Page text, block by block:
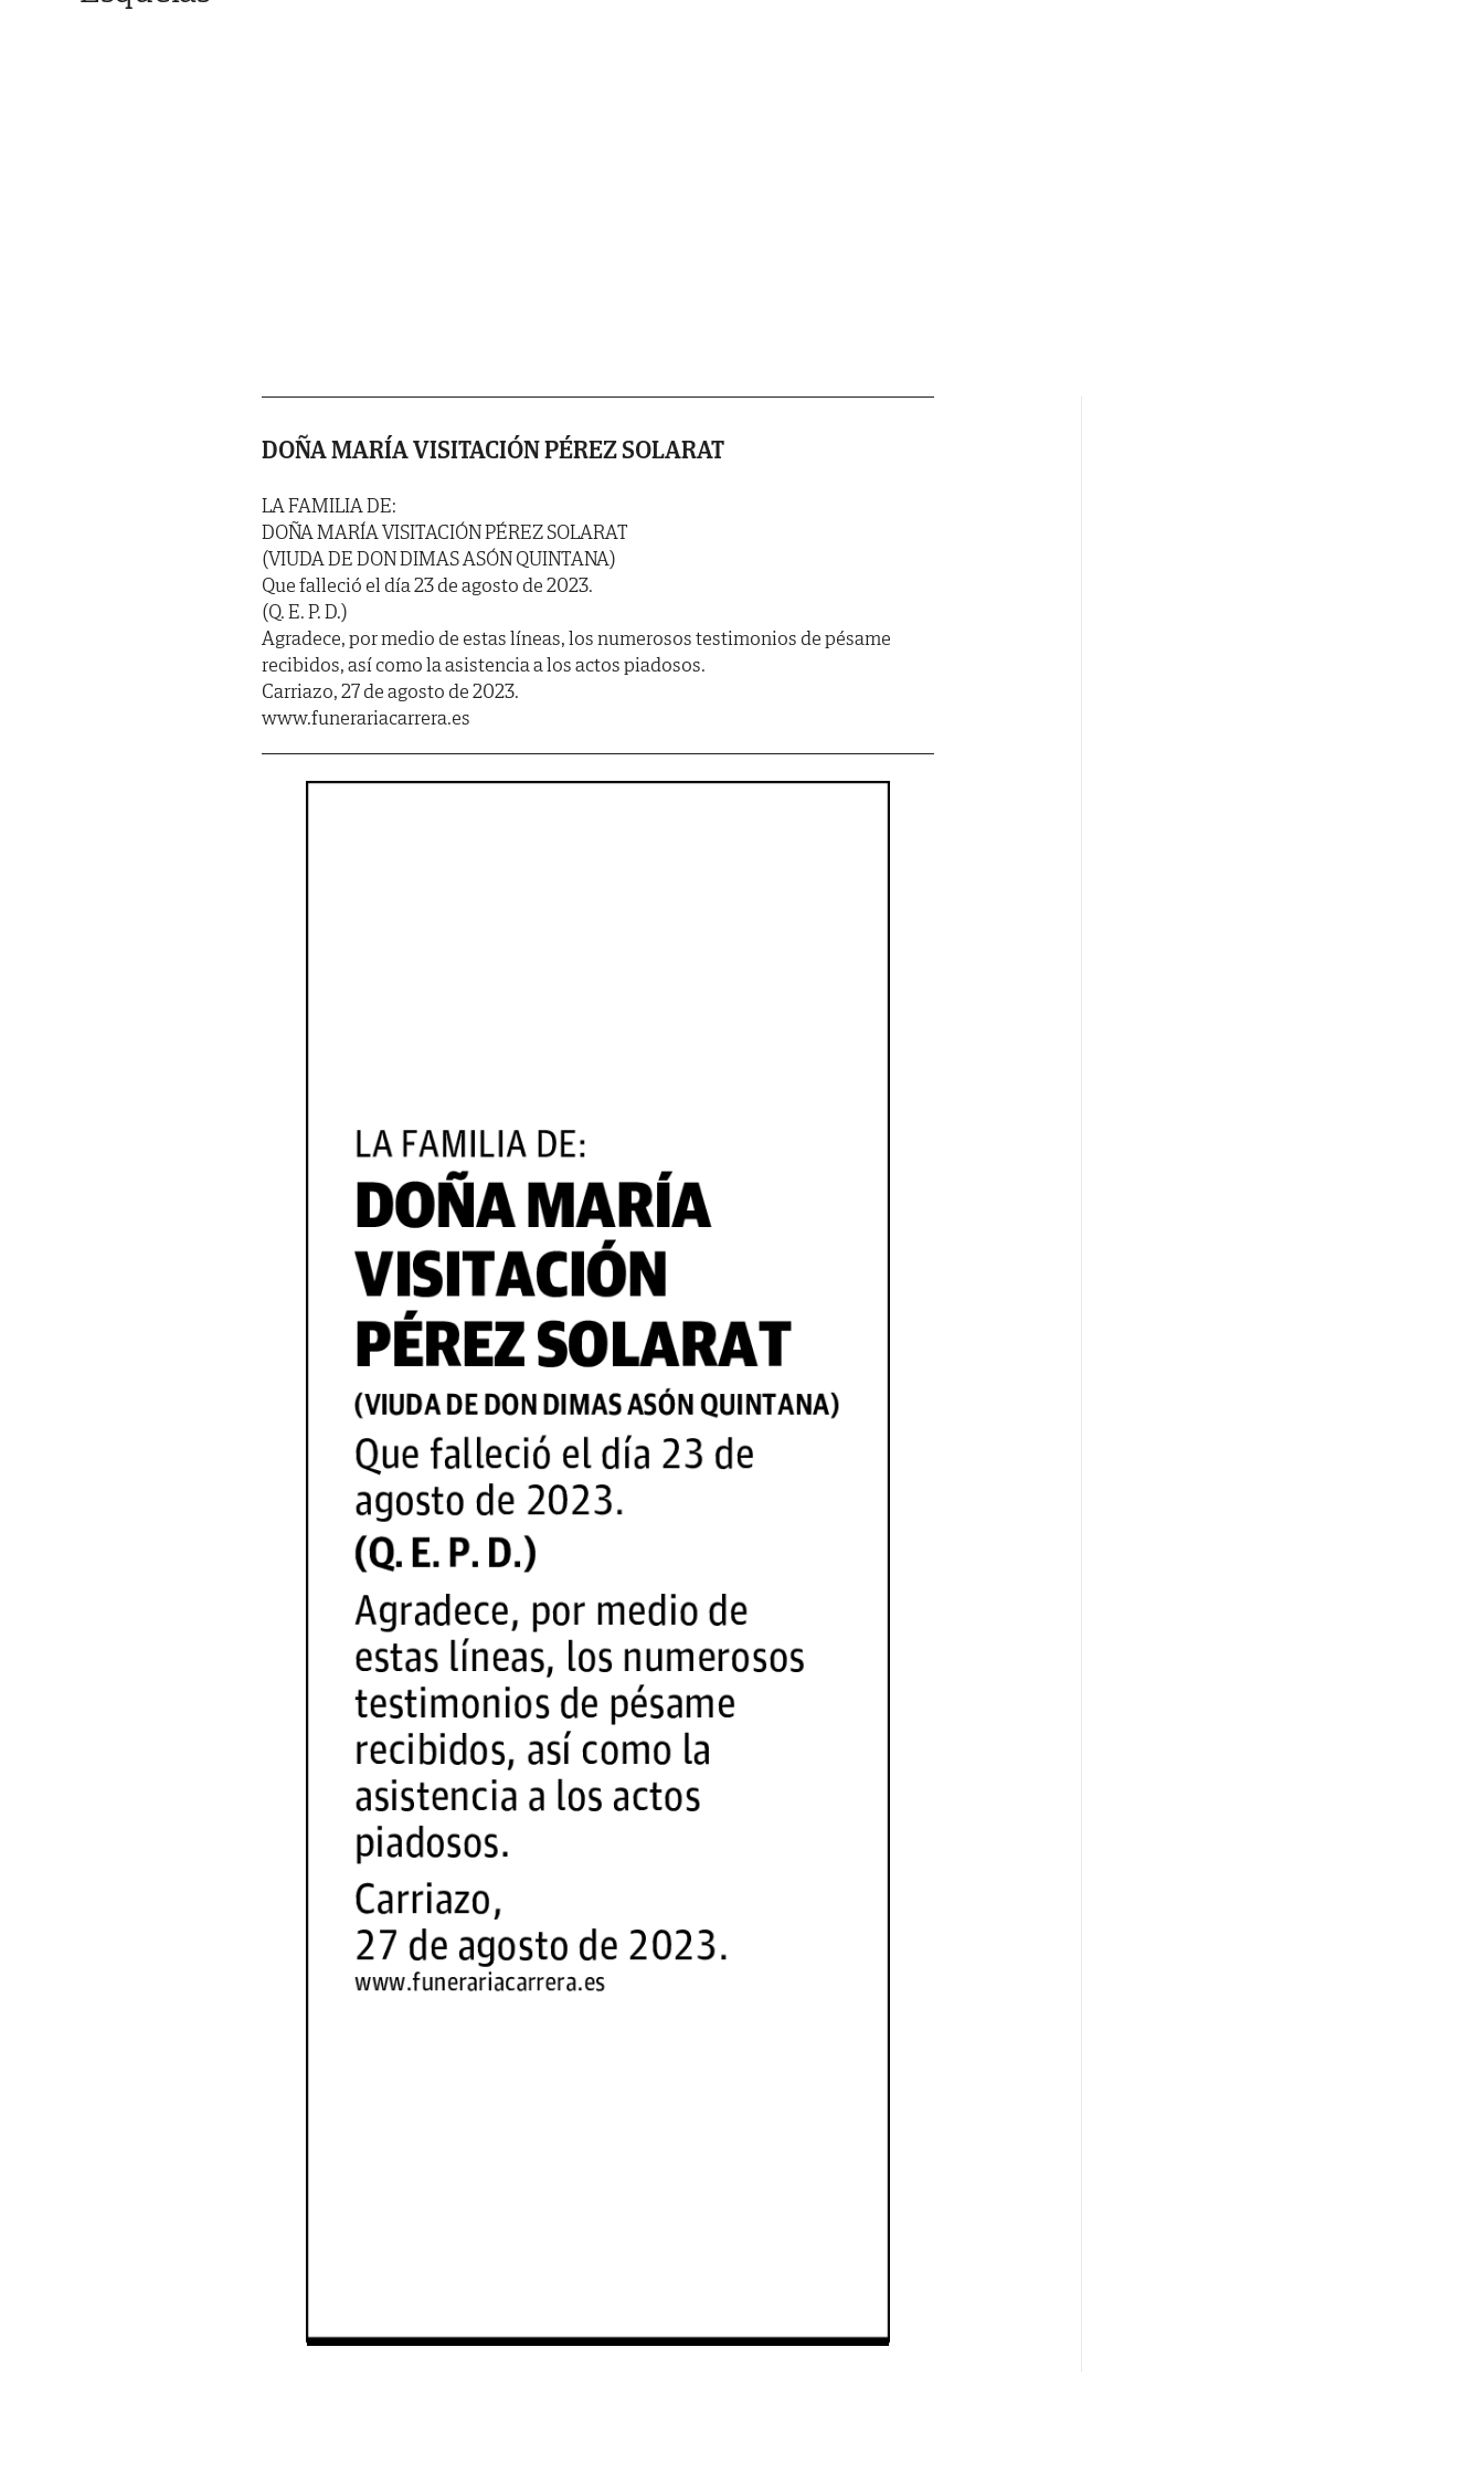
DOÑA MARÍA VISITACIÓN PÉREZ SOLARAT
LA FAMILIA DE:
DOÑA MARÍA VISITACIÓN PÉREZ SOLARAT
(VIUDA DE DON DIMAS ASÓN QUINTANA)
Que falleció el día 23 de agosto de 2023.
(Q. E. P. D.)
Agradece, por medio de estas líneas, los numerosos testimonios de pésame
recibidos, así como la asistencia a los actos piadosos.
Carriazo, 27 de agosto de 2023.
www.funerariacarrera.es